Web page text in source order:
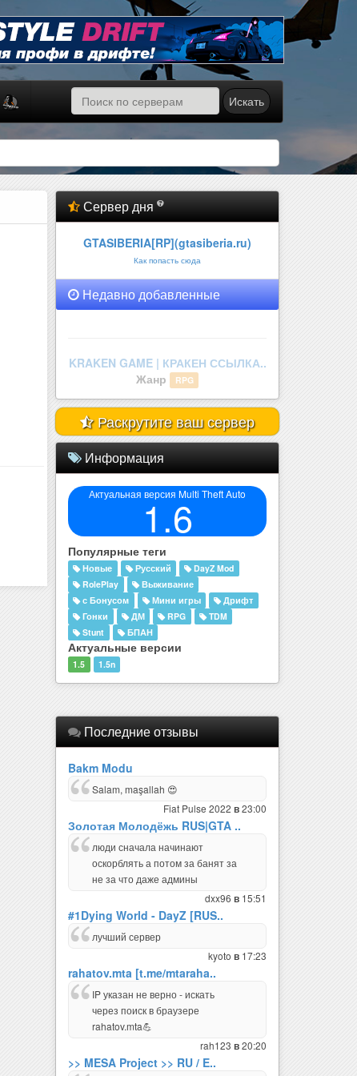
Искать
Сервер дня
GTASIBERIA[RP](gtasiberia.ru)
Как попасть сюда
Недавно добавленные
legenda mta.
Жанр
RolePlay
Раскрутите ваш сервер
Информация
Актуальная версия Multi Theft Auto
1.6
Популярные теги
Новые Русский
DayZ Mod
RolePlay
Выживание
с Бонусом
Мини игры
Дрифт
Гонки
ДМ RPG
TDM
Stunt
БПАН
Актуальные версии
1.5 1.5n
Последние отзывы
Bakm Modu
Salam, maşallah 😍
Fiat Pulse 2022 в23:00
Золотая Молодёжь RUS|GTA ..
люди сначала начинают
оскорблять а потом за банят за
не за что даже админы
dxx96 в 15:51
#1Dying World - DayZ [RUS..
лучший сервер
kyoto в 17:23
rahatov.mta [t.me/mtaraha..
IP указан не верно - искать
через поиск в браузере
rahatov.mta💪
rah123 в20:20
>> MESA Project >> RU / E..